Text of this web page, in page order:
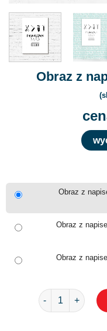
Obraz z
Obraz z
Obraz z
Obraz z
ilość Obraz z